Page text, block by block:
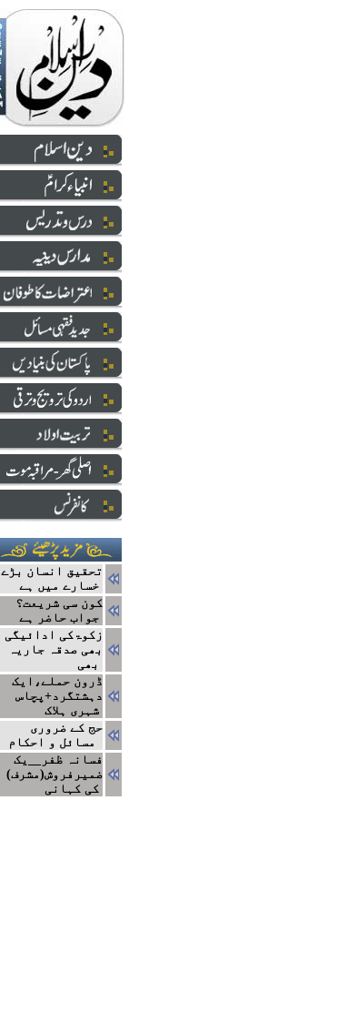
تحقیق انسان بڑے
خسارے میں ہے
کون سی شریعت؟
جواب حاضر ہے
زکوۃکی ادائیگی
بھی صدقہ جاریہ
بھی
ڈرون حملے،ایک
دہشتگرد+پچاس
شہری ہلاک
حج کے ضروری
فسانہ ظفر__یک
ضمیرفروش(مشرف)
کی کہانی